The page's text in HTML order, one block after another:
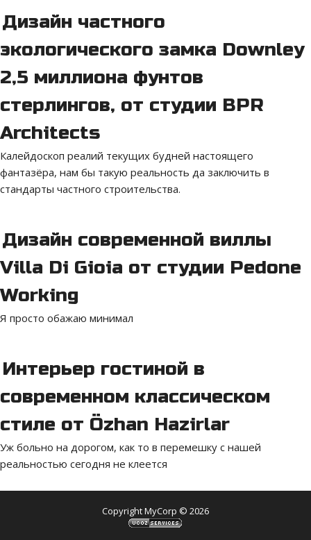
Дизайн частного
экологического замка Downley
2,5 миллиона фунтов
стерлингов, от студии BPR
Architects
Калейдоскоп реалий текущих будней настоящего
фантазёра, нам бы такую реальность да заключить в
стандарты частного строительства.
Дизайн современной виллы
Villa Di Gioia от студии Pedone
Working
Я просто обажаю минимал
Интерьер гостиной в
современном классическом
стиле от Özhan Hazirlar
Уж больно на дорогом, как то в перемешку с нашей
реальностью сегодня не клеется
Copyright MyCorp © 2026